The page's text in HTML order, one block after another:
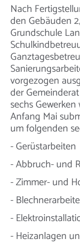
Nach
den Gebäuden
Grundschule
vorgezogen
der
sechs
Anfang Mai
um folgenden
- Gerüstarbeiten
- Abbruch- und
- Zimmer- und
-
-
- Heizanlagen